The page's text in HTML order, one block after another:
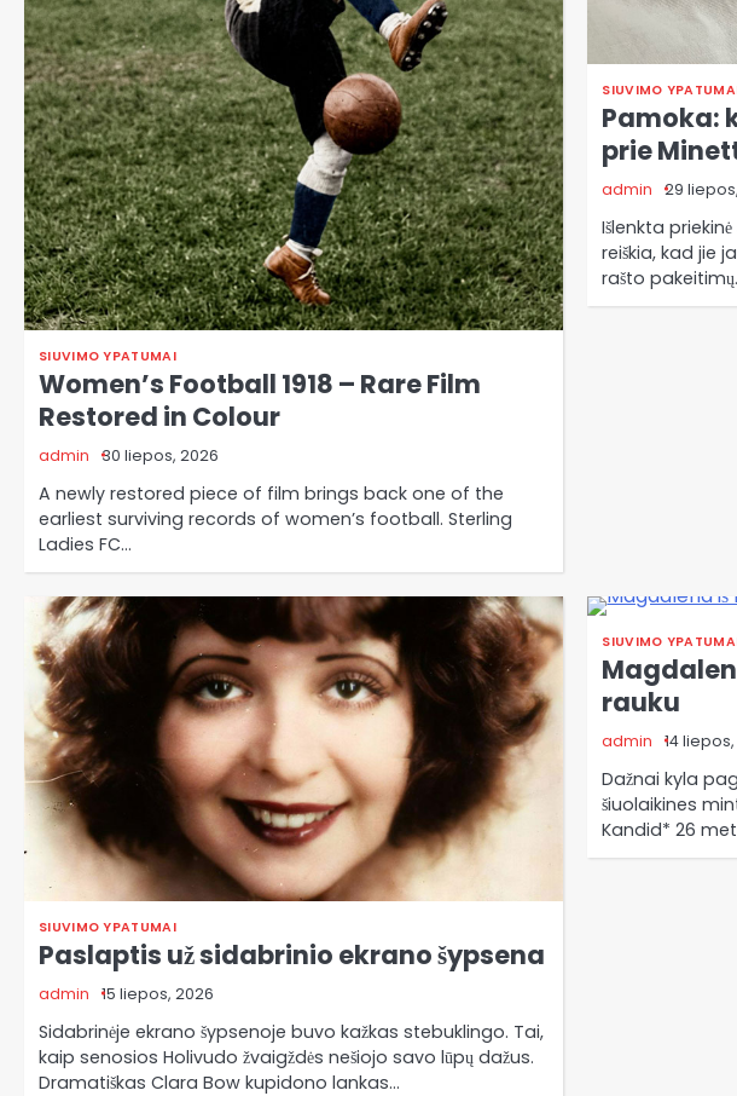
SIUVIMO YPATUMAI
Women’s Football 1918 – Rare Film
Restored in Colour
admin 30 liepos, 2026
A newly restored piece of film brings back one of the
earliest surviving records of women’s football. Sterling
Ladies FC…
SIUVIMO
Pamoka:
prie
admin 29
Išlenkta
reiškia, kad jie
rašto
SIUVIMO YPATUMAI
Paslaptis už sidabrinio ekrano šypsena
admin 15 liepos, 2026
Sidabrinėje ekrano šypsenoje buvo kažkas stebuklingo. Tai,
kaip senosios Holivudo žvaigždės nešiojo savo lūpų dažus.
Dramatiškas Clara Bow kupidono lankas…
SIUVIMO
rauku
admin 14
Dažnai kyla
šiuolaikines
Kandid* 26